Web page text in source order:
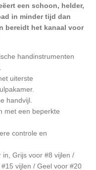
een schoon, helder,
in minder tijd dan
bereidt het kanaal voor
handinstrumenten
uiterste
handvijl.
met een beperkte
controle en
in, Grijs voor #8 vijlen /
vijlen / Geel voor #20